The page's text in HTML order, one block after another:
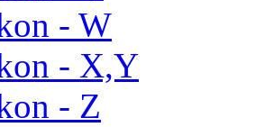
- W
- X,Y
- Z